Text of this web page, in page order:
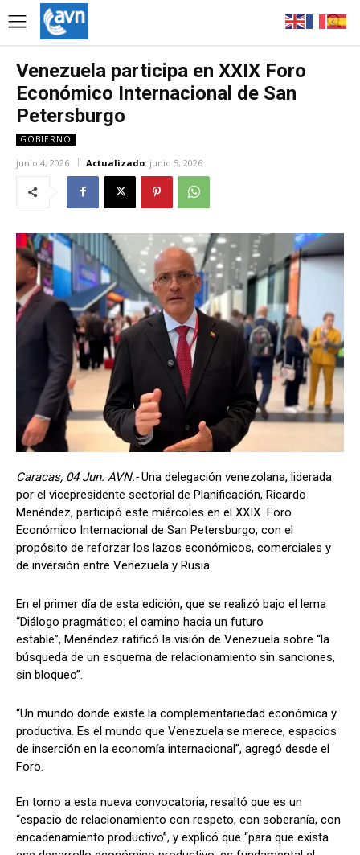
Venezuela participa en XXIX Foro
Económico Internacional de San
Petersburgo
GOBIERNO
junio 4, 2026 Actualizado: junio 5, 2026
Caracas, 04 Jun. AVN.-Una delegación venezolana, liderada
por el vicepresidente sectorial de Planificación, Ricardo
Menéndez, participó este miércoles en el XXIX Foro
Económico Internacional de San Petersburgo, con el
propósito de reforzar los lazos económicos, comerciales y
de inversión entre Venezuela y Rusia.
En el primer día de esta edición, que se realizó bajo el lema
“Diálogo pragmático: el camino hacia un futuro
estable”, Menéndez ratificó la visión de Venezuela sobre “la
búsqueda de un esquema de relacionamiento sin sanciones,
sin bloqueo”.
“Un mundo donde existe la complementariedad económica y
productiva. Es el mundo que Venezuela se merece, espacios
de inserción en la economía internacional”, agregó desde el
Foro.
En torno a esta nueva convocatoria, resaltó que es un
“espacio de relacionamiento con respeto, con soberanía, con
encadenamiento productivo”, y explicó que “para que exista